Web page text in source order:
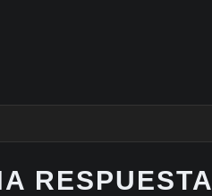
RESPUESTA